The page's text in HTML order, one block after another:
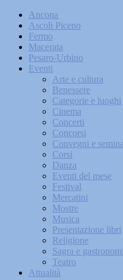
Ancona
Ascoli Piceno
Fermo
Macerata
Pesaro-Urbino
Eventi
Arte e cultura
Benessere
Categorie e luoghi
Cinema
Concerti
Concorsi
Convegni e
Corsi
Danza
Eventi del mese
Festival
Mercatini
Mostre
Musica
Presentazione libri
Religione
Sagra e
Teatro
Attualità